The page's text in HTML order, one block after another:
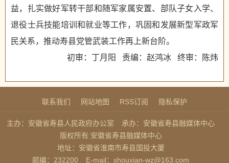
益，扎实做好军转干部和随军家属安置、部队子女入学、
退役士兵技能培训和就业等工作，巩固和发展新型军政军
民关系，推动寿县党管武装工作再上新台阶。
初审：丁月阳 责编：赵鸿冰 终审：陈炜
联系我们 网站地图 RSS订阅 隐私保护
主办：安徽省寿县人民政府办公室
承办：安徽省寿县融媒体中心
版权所有:安徽省寿县融媒体中心
地址：安徽省淮南市寿县国投大厦
邮编：232200
E-mail：shouxian-wz@163.com